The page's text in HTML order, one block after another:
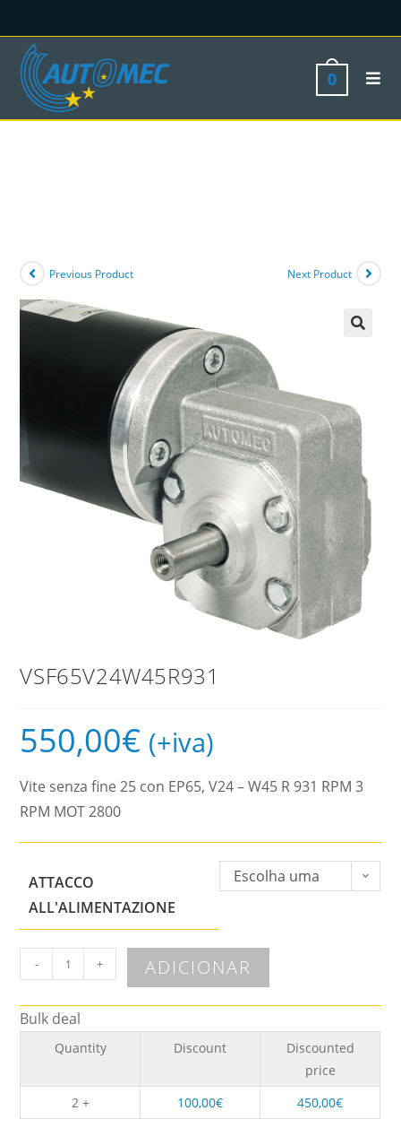
0
Previous Product Next Product
VSF65V24W45R931
550,00€ (+iva)
Vite senza fine 25 con EP65, V24 – W45 R 931 RPM 3
RPM MOT 2800
ATTACCO
ALL'ALIMENTAZIONE
Escolha uma
- + ADICIONAR
Bulk deal
Quantity Discount
Discounted
price
2 +
100,00€ 450,00€